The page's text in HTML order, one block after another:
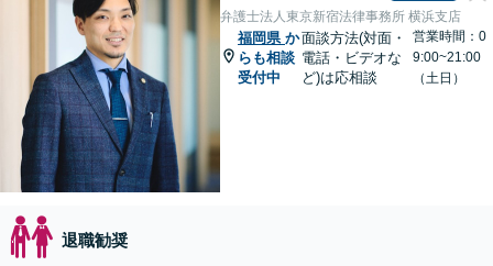
弁護士法人東京新宿法律事務所 横浜支店
福岡県 か
らも相談
受付中
面談方法(対面・
電話・ビデオな
ど)は応相談
営業時間：0
9:00~21:00
（土日）
退職勧奨